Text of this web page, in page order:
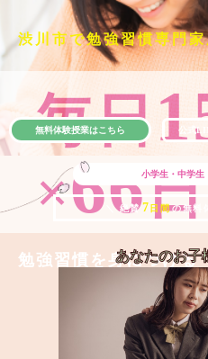
渋川市で勉強習慣専門
毎日
×66
勉強習慣を身につける
小学生・中学生
＼ 絶賛 7 日間の無料
無料体験授業はこちら 公式
あなたのお子